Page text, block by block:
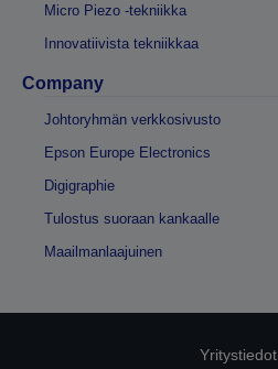
Micro Piezo -tekniikka
Innovatiivista tekniikkaa
Company
Johtoryhmän verkkosivusto
Epson Europe Electronics
Digigraphie
Tulostus suoraan kankaalle
Maailmanlaajuinen
Yritystiedot